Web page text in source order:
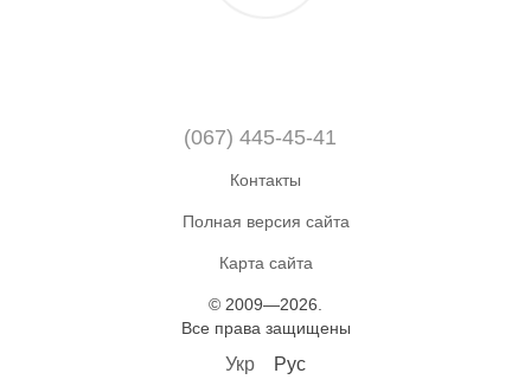
(067) 445-45-41
Контакты
Полная версия сайта
Карта сайта
© 2009—2026.
Все права защищены
Укр Рус